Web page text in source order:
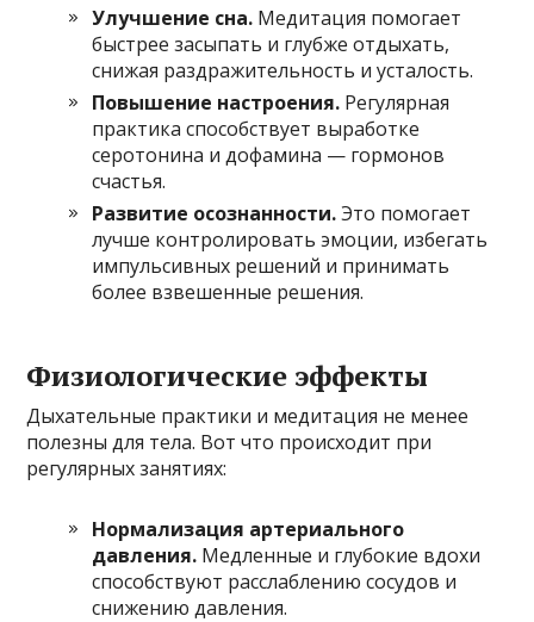
Улучшение сна. Медитация помогает
быстрее засыпать и глубже отдыхать,
снижая раздражительность и усталость.
Повышение настроения. Регулярная
практика способствует выработке
серотонина и дофамина — гормонов
счастья.
Развитие осознанности.Это помогает
лучше контролировать эмоции, избегать
импульсивных решений и принимать
более взвешенные решения.
Физиологические эффекты
Дыхательные практики и медитация не менее
полезны для тела. Вот что происходит при
регулярных занятиях:
Нормализация артериального
давления. Медленные и глубокие вдохи
способствуют расслаблению сосудов и
снижению давления.